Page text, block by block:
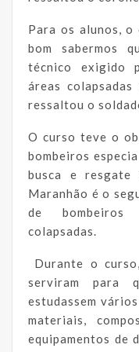
Para os alunos,
bom sabermos
técnico exigido
áreas colapsadas
ressaltou o
O curso teve o
bombeiros
busca e resgate
Maranhão é o
de bombeiros
colapsadas.
Durante o
serviram para
estudassem
materiais,
equipamentos de